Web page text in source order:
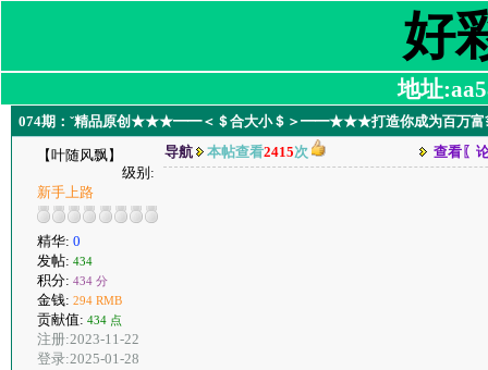
好
地址
074期：ˇ精品原创★★★━━＜＄合大小＄＞━━★★★打造你成为百万富
【叶随风飘】
级别:
新手上路
精华: 0
发帖: 434
积分: 434 分
金钱: 294 RMB
贡献值: 434 点
注册:2023-11-22
登录:2025-01-28
导航 本帖查看2415次 查看〖